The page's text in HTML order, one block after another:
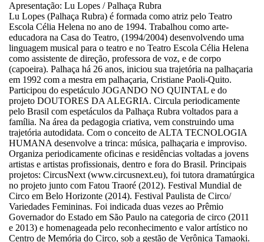
Apresentação: Lu Lopes / Palhaça Rubra
Lu Lopes (Palhaça Rubra) é formada como atriz pelo Teatro
Escola Célia Helena no ano de 1994. Trabalhou como arte-
educadora na Casa do Teatro, (1994/2004) desenvolvendo uma
linguagem musical para o teatro e no Teatro Escola Célia Helena
como assistente de direção, professora de voz, e de corpo
(capoeira). Palhaça há 26 anos, iniciou sua trajetória na palhaçaria
em 1992 com a mestra em palhaçaria, Cristiane Paoli-Quito.
Participou do espetáculo JOGANDO NO QUINTAL e do
projeto DOUTORES DA ALEGRIA. Circula periodicamente
pelo Brasil com espetáculos da Palhaça Rubra voltados para a
família. Na área da pedagogia criativa, vem construindo uma
trajetória autodidata. Com o conceito de ALTA TECNOLOGIA
HUMANA desenvolve a trinca: música, palhaçaria e improviso.
Organiza periodicamente oficinas e residências voltadas a jovens
artistas e artistas profissionais, dentro e fora do Brasil. Principais
projetos: CircusNext (www.circusnext.eu), foi tutora dramatúrgica
no projeto junto com Fatou Traoré (2012). Festival Mundial de
Circo em Belo Horizonte (2014). Festival Paulista de Circo/
Variedades Femininas. Foi indicada duas vezes ao Prêmio
Governador do Estado em São Paulo na categoria de circo (2011
e 2013) e homenageada pelo reconhecimento e valor artístico no
Centro de Memória do Circo, sob a gestão de Verônica Tamaoki.